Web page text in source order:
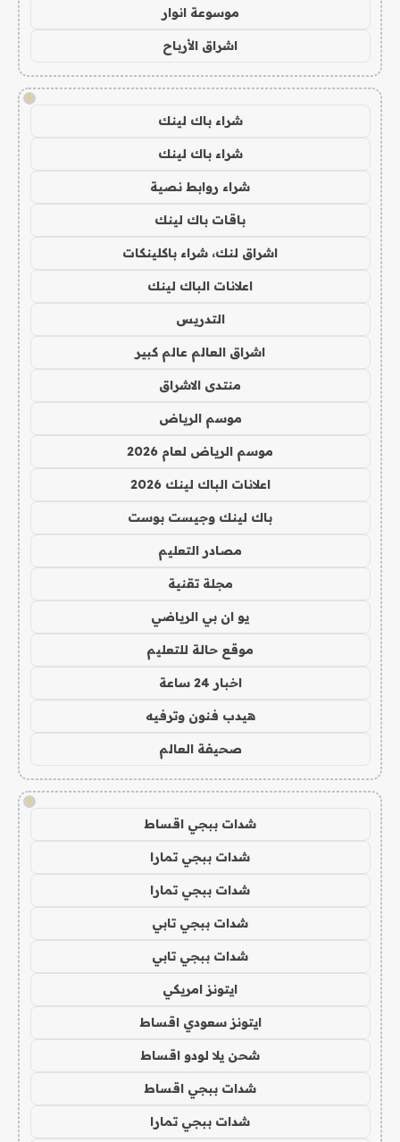
موسوعة انوار
اشراق الأرباح
!
شراء باك لينك
شراء باك لينك
شراء روابط نصية
باقات باك لينك
اشراق لنك، شراء باكلينكات
اعلانات الباك لينك
التدريس
اشراق العالم عالم كبير
منتدى الاشراق
موسم الرياض
موسم الرياض لعام 2026
اعلانات الباك لينك 2026
باك لينك وجيست بوست
مصادر التعليم
مجلة تقنية
يو ان بي الرياضي
موقع حالة للتعليم
اخبار 24 ساعة
هيدب فنون وترفيه
صحيفة العالم
!
شدات ببجي اقساط
شدات ببجي تمارا
شدات ببجي تمارا
شدات ببجي تابي
شدات ببجي تابي
ايتونز امريكي
ايتونز سعودي اقساط
شحن يلا لودو اقساط
شدات ببجي اقساط
شدات ببجي تمارا